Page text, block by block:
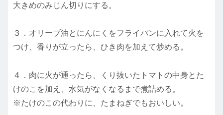
大きめのみじん切りにする。
３．オリーブ油とにんにくをフライパンに入れて火を
つけ、香りが立ったら、ひき肉を加えて炒める。
４．肉に火が通ったら、くり抜いたトマトの中身とた
けのこを加え、水気がなくなるまで煮詰める。
※たけのこの代わりに、たまねぎでもおいしい。